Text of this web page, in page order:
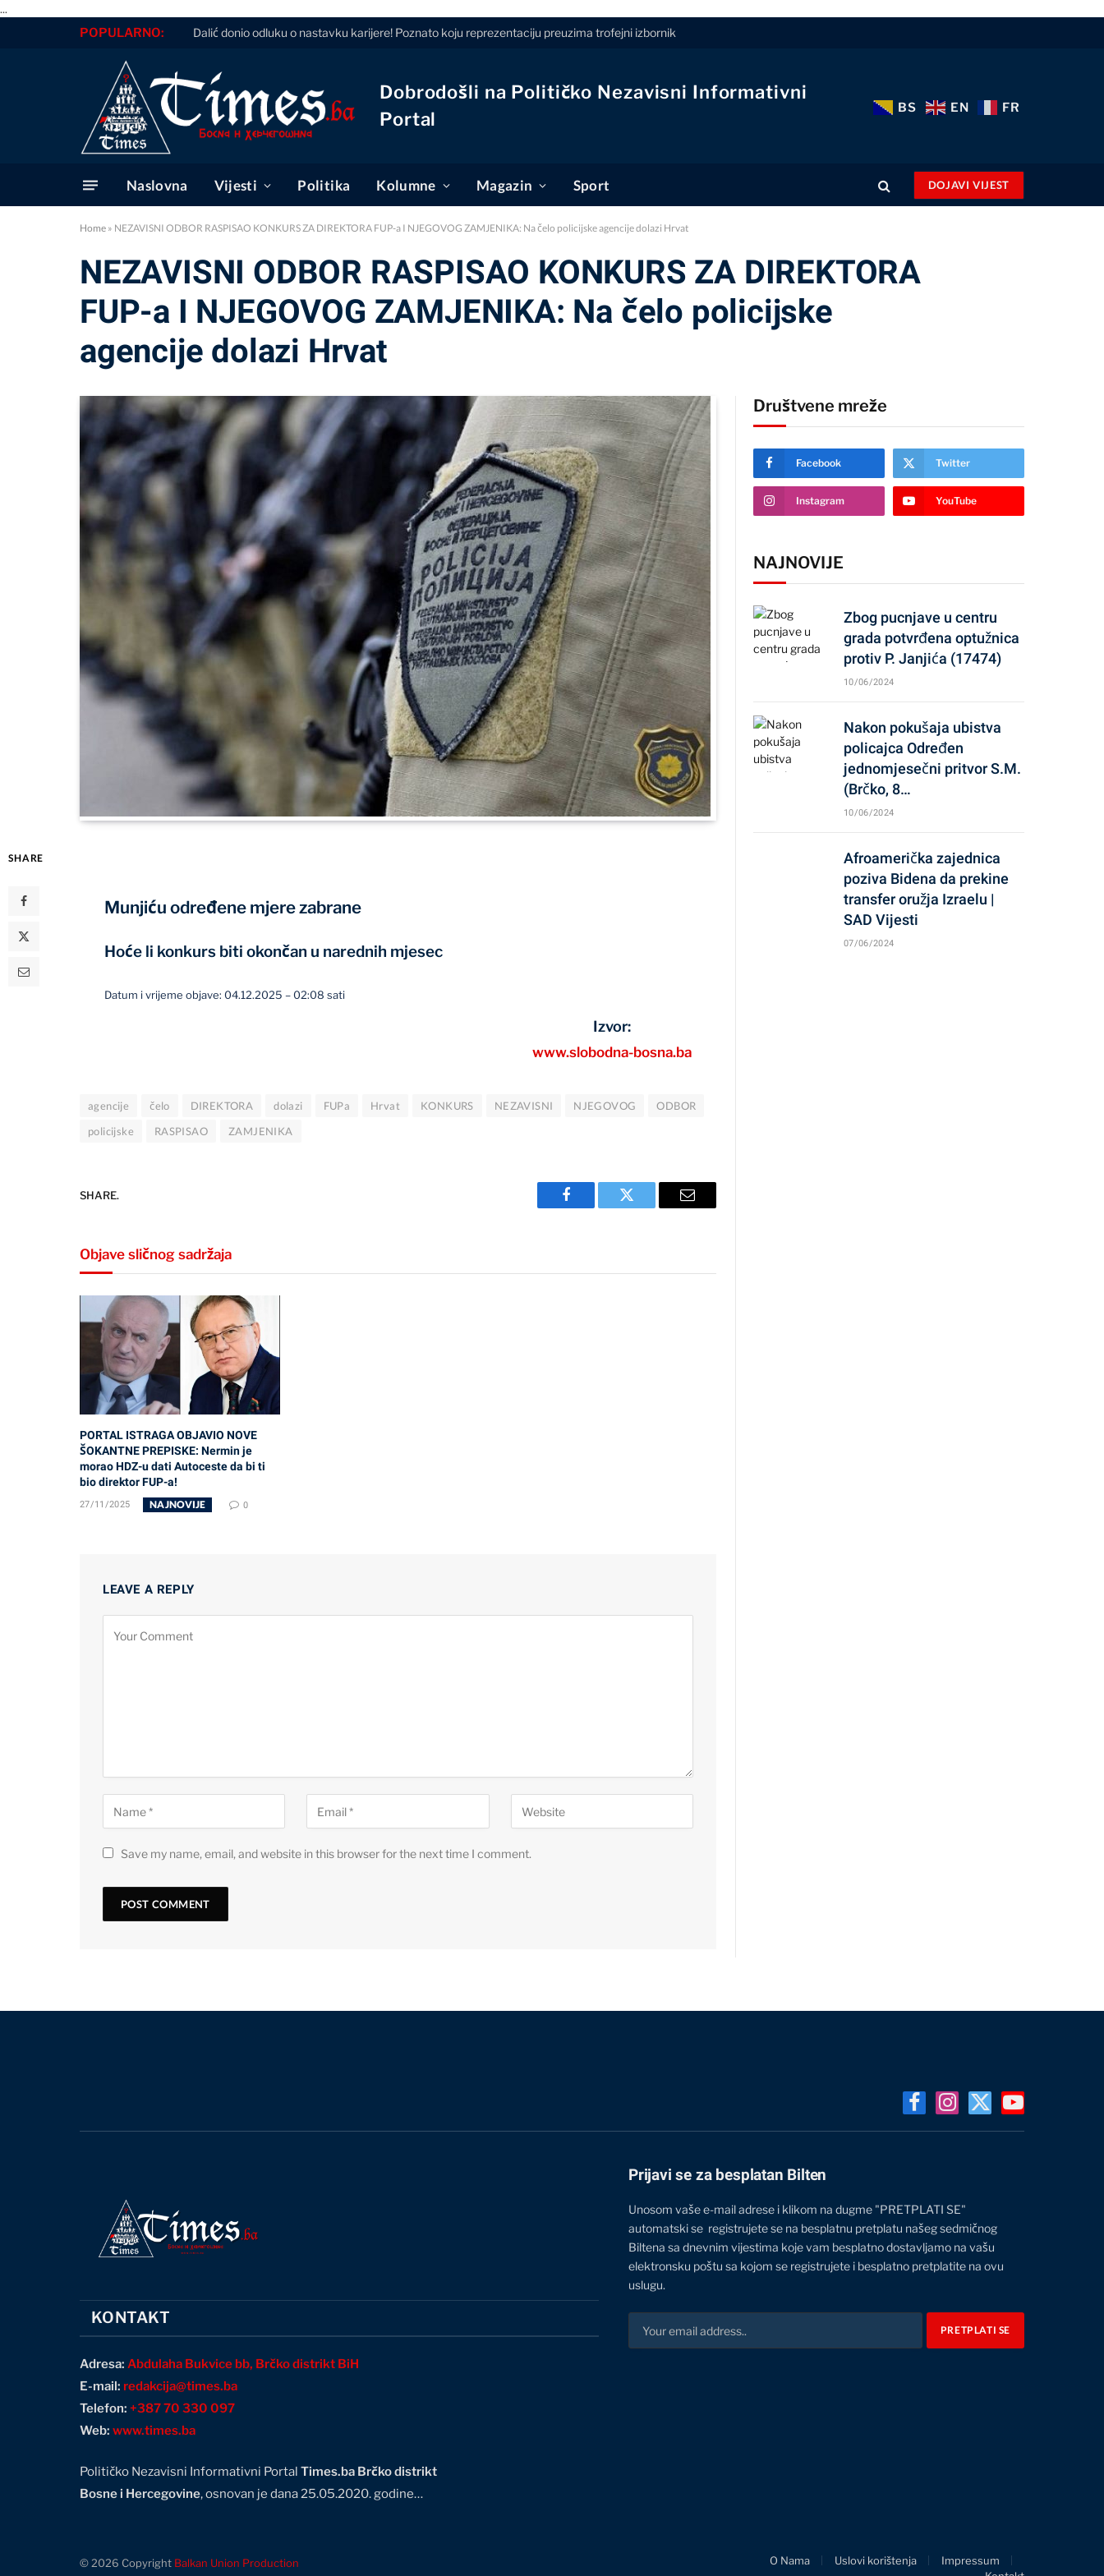
...
POPULARNO: Dalić donio odluku o nastavku karijere! Poznato koju reprezentaciju preuzima trofejni izbornik
Dobrodošli na Političko Nezavisni Informativni
Portal
BS EN FR
Naslovna Vijesti Politika Kolumne Magazin Sport DOJAVI VIJEST
Home » NEZAVISNI ODBOR RASPISAO KONKURS ZA DIREKTORA FUP-a I NJEGOVOG ZAMJENIKA: Na čelo policijske agencije dolazi Hrvat
NEZAVISNI ODBOR RASPISAO KONKURS ZA DIREKTORA
FUP-a I NJEGOVOG ZAMJENIKA: Na čelo policijske
agencije dolazi Hrvat
SHARE
Munjiću određene mjere zabrane
Hoće li konkurs biti okončan u narednih mjesec
Datum i vrijeme objave: 04.12.2025 – 02:08 sati
Izvor:
www.slobodna-bosna.ba
agencije čelo DIREKTORA dolazi FUPa Hrvat KONKURS NEZAVISNI NJEGOVOG
ODBOR
policijske
RASPISAO ZAMJENIKA
SHARE.
Facebook Twitter Email
Objave sličnog sadržaja
PORTAL ISTRAGA OBJAVIO NOVE
ŠOKANTNE PREPISKE: Nermin je
morao HDZ-u dati Autoceste da bi ti
bio direktor FUP-a!
27/11/2025 NAJNOVIJE 0
LEAVE A REPLY
Save my name, email, and website in this browser for the next time I comment.
Društvene mreže
Facebook Twitter
Instagram YouTube
NAJNOVIJE
Zbog pucnjave u centru
grada potvrđena optužnica
protiv P. Janjića (17474)
10/06/2024
Nakon pokušaja ubistva
policajca Određen
jednomjesečni pritvor S.M.
(Brčko, 8…
10/06/2024
Afroamerička zajednica
poziva Bidena da prekine
transfer oružja Izraelu |
SAD Vijesti
07/06/2024
FacebookInstagram
X
(Twitter)
YouTube
KONTAKT
Adresa: Abdulaha Bukvice bb, Brčko distrikt BiH
E-mail: redakcija@times.ba
Telefon: +387 70 330 097
Web: www.times.ba
Političko Nezavisni Informativni Portal Times.ba Brčko distrikt
Bosne i Hercegovine, osnovan je dana 25.05.2020. godine…
Prijavi se za besplatan Bilten
Unosom vaše e-mail adrese i klikom na dugme "PRETPLATI SE"
automatski se registrujete se na besplatnu pretplatu našeg sedmičnog
Biltena sa dnevnim vijestima koje vam besplatno dostavljamo na vašu
elektronsku poštu sa kojom se registrujete i besplatno pretplatite na ovu
uslugu.
© 2026 Copyright Balkan Union Production O Nama Uslovi korištenja
Impressum